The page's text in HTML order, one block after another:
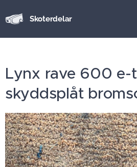
Skoterdelar
Lynx rave 600
skyddsplåt